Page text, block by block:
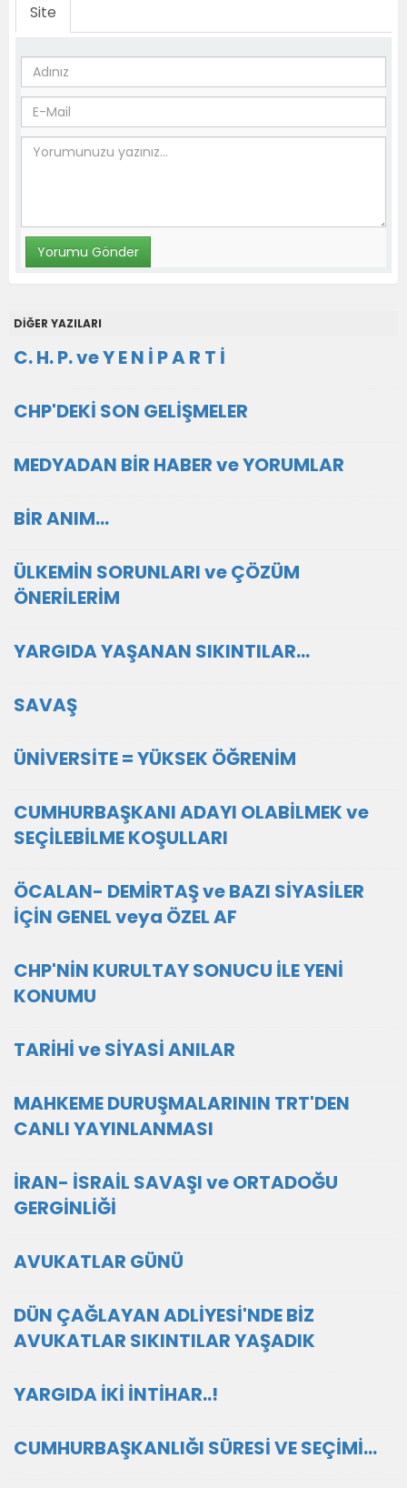
Site
DİĞER YAZILARI
C. H. P. ve Y E N İ P A R T İ
CHP'DEKİ SON GELİŞMELER
MEDYADAN BİR HABER ve YORUMLAR
BİR ANIM...
ÜLKEMİN SORUNLARI ve ÇÖZÜM
ÖNERİLERİM
YARGIDA YAŞANAN SIKINTILAR...
SAVAŞ
ÜNİVERSİTE = YÜKSEK ÖĞRENİM
CUMHURBAŞKANI ADAYI OLABİLMEK ve
SEÇİLEBİLME KOŞULLARI
ÖCALAN- DEMİRTAŞ ve BAZI SİYASİLER
İÇİN GENEL veya ÖZEL AF
CHP'NİN KURULTAY SONUCU İLE YENİ
KONUMU
TARİHİ ve SİYASİ ANILAR
MAHKEME DURUŞMALARININ TRT'DEN
CANLI YAYINLANMASI
İRAN- İSRAİL SAVAŞI ve ORTADOĞU
GERGİNLİĞİ
AVUKATLAR GÜNÜ
DÜN ÇAĞLAYAN ADLİYESİ'NDE BİZ
AVUKATLAR SIKINTILAR YAŞADIK
YARGIDA İKİ İNTİHAR..!
CUMHURBAŞKANLIĞI SÜRESİ VE SEÇİMİ...